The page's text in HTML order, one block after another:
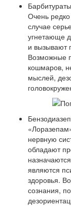
Очень
случае
угнетающе
и вызывают
Возможные
кошмаров,
мыслей,
нервную
обладают
являются
здоровья.
сознания,